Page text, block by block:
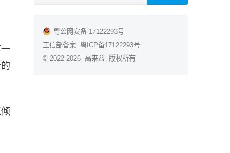
粤公网安备 17122293号
工信部备案: 粤ICP备17122293号
© 2022-2026 高来益 版权所有